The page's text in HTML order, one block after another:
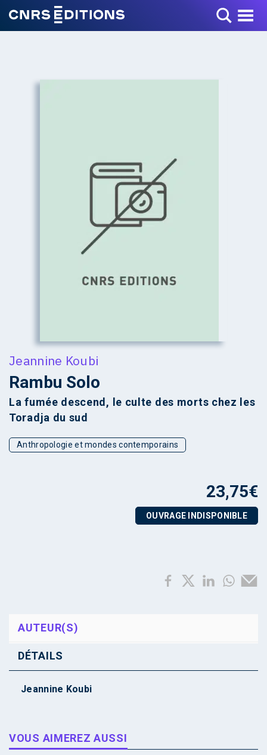
Toggle Menu
Jeannine Koubi
Rambu Solo
La fumée descend, le culte des morts chez les
Toradja du sud
Anthropologie et mondes contemporains
23,75€
OUVRAGE INDISPONIBLE
AUTEUR(S)
DÉTAILS
Jeannine Koubi
VOUS AIMEREZ AUSSI